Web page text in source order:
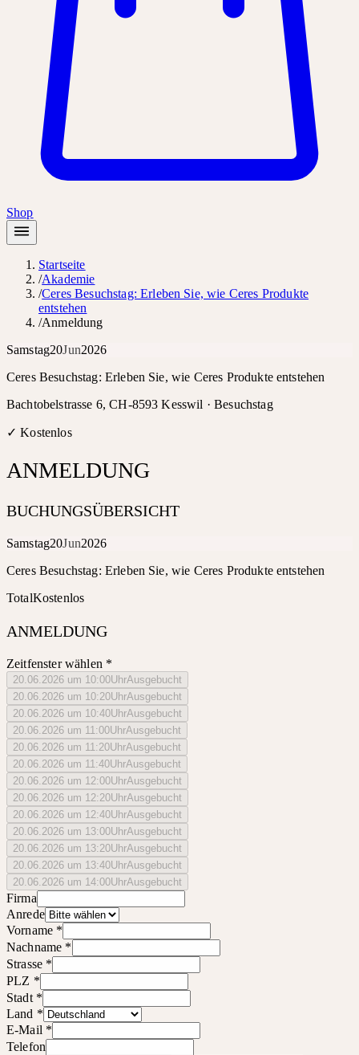
Shop
Startseite
/Akademie
/Ceres Besuchstag: Erleben Sie, wie Ceres Produkte
entstehen
/Anmeldung
Samstag20Jun2026
Ceres Besuchstag: Erleben Sie, wie Ceres Produkte entstehen
Bachtobelstrasse 6, CH-8593 Kesswil ·Besuchstag
✓ Kostenlos
ANMELDUNG
BUCHUNGSÜBERSICHT
Samstag20Jun2026
Ceres Besuchstag: Erleben Sie, wie Ceres Produkte entstehen
TotalKostenlos
ANMELDUNG
Zeitfenster wählen*
20.06.2026 um 10:00UhrAusgebucht
20.06.2026 um 10:20UhrAusgebucht
20.06.2026 um 10:40UhrAusgebucht
20.06.2026 um 11:00UhrAusgebucht
20.06.2026 um 11:20UhrAusgebucht
20.06.2026 um 11:40UhrAusgebucht
20.06.2026 um 12:00UhrAusgebucht
20.06.2026 um 12:20UhrAusgebucht
20.06.2026 um 12:40UhrAusgebucht
20.06.2026 um 13:00UhrAusgebucht
20.06.2026 um 13:20UhrAusgebucht
20.06.2026 um 13:40UhrAusgebucht
20.06.2026 um 14:00UhrAusgebucht
Firma
Anrede
Vorname *
Nachname *
Strasse *
PLZ *
Stadt*
Land *
E-Mail*
Telefon